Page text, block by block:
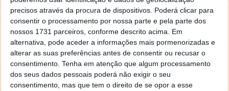
precisos através da procura de dispositivos. Poderá clicar para
consentir o processamento por nossa parte e pela parte dos
nossos 1731 parceiros, conforme descrito acima. Em
alternativa, pode aceder a informações mais pormenorizadas e
alterar as suas preferências antes de consentir ou recusar o
consentimento. Tenha em atenção que algum processamento
dos seus dados pessoais poderá não exigir o seu
consentimento, mas que tem o direito de se opor a esse